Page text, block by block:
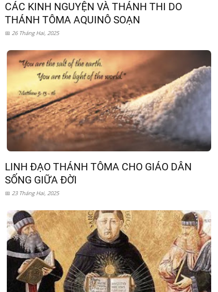
CÁC KINH NGUYỆN VÀ THÁNH THI DO
THÁNH TÔMA AQUINÔ SOẠN
26 Tháng Hai, 2025
LINH ĐẠO THÁNH TÔMA CHO GIÁO DÂN
SỐNG GIỮA ĐỜI
23 Tháng Hai, 2025